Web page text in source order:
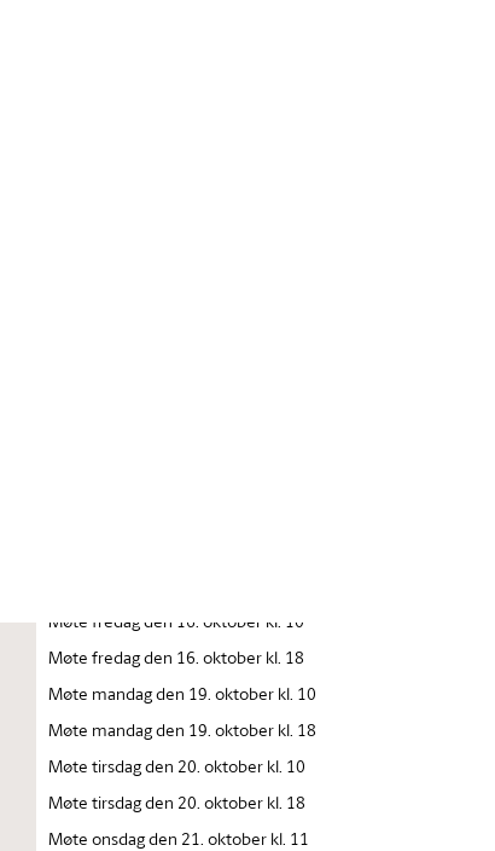
Møte fredag den 16. oktober kl. 10
Møte fredag den 16. oktober kl. 18
Møte mandag den 19. oktober kl. 10
Møte mandag den 19. oktober kl. 18
Møte tirsdag den 20. oktober kl. 10
Møte tirsdag den 20. oktober kl. 18
Møte onsdag den 21. oktober kl. 11